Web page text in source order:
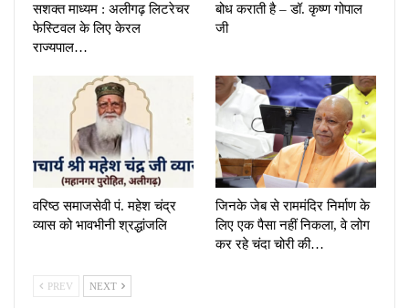
सशक्त माध्यम : अलीगढ़ लिटरेचर
फेस्टिवल के लिए केरल
राज्यपाल…
बोध कराती है – डॉ. कृष्ण गोपाल
जी
वरिष्ठ समाजसेवी पं. महेश चंद्र
व्यास को भावभीनी श्रद्धांजलि
जिनके जेब से राममंदिर निर्माण के
लिए एक पैसा नहीं निकला, वे लोग
कर रहे चंदा चोरी की…
PREV NEXT